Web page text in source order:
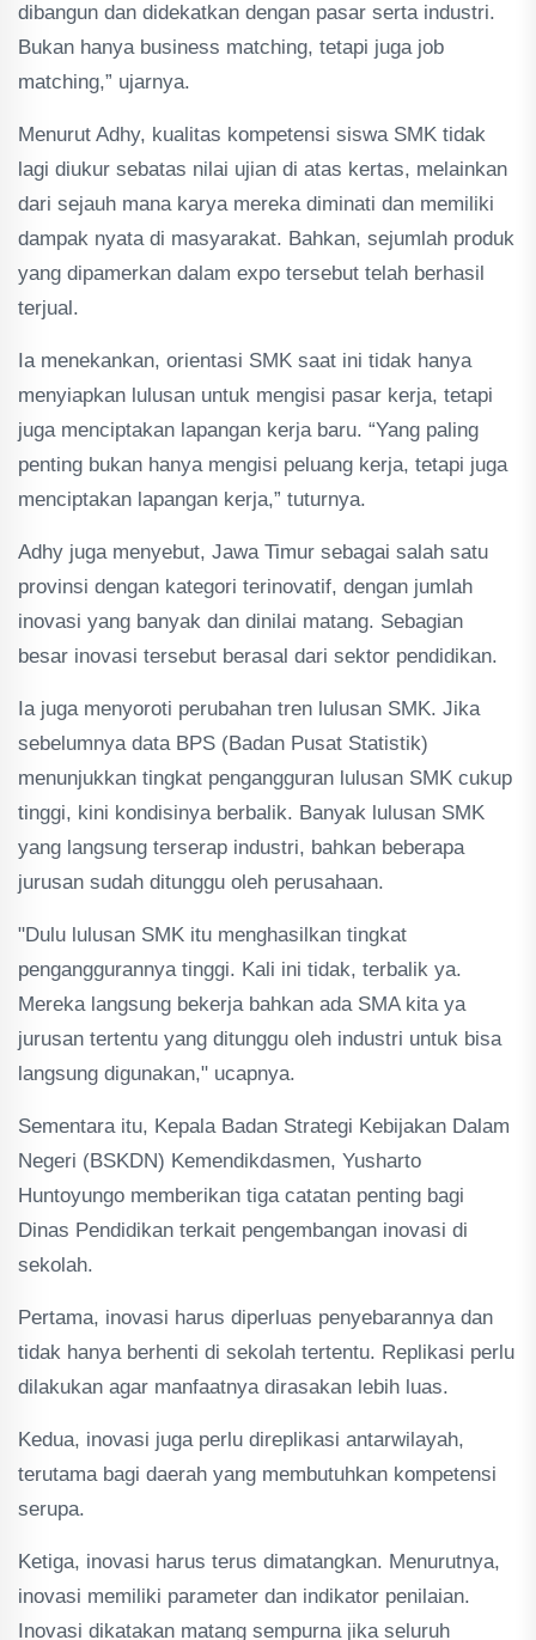
dibangun dan didekatkan dengan pasar serta industri.
Bukan hanya business matching, tetapi juga job
matching,” ujarnya.
Menurut Adhy, kualitas kompetensi siswa SMK tidak
lagi diukur sebatas nilai ujian di atas kertas, melainkan
dari sejauh mana karya mereka diminati dan memiliki
dampak nyata di masyarakat. Bahkan, sejumlah produk
yang dipamerkan dalam expo tersebut telah berhasil
terjual.
Ia menekankan, orientasi SMK saat ini tidak hanya
menyiapkan lulusan untuk mengisi pasar kerja, tetapi
juga menciptakan lapangan kerja baru. “Yang paling
penting bukan hanya mengisi peluang kerja, tetapi juga
menciptakan lapangan kerja,” tuturnya.
Adhy juga menyebut, Jawa Timur sebagai salah satu
provinsi dengan kategori terinovatif, dengan jumlah
inovasi yang banyak dan dinilai matang. Sebagian
besar inovasi tersebut berasal dari sektor pendidikan.
Ia juga menyoroti perubahan tren lulusan SMK. Jika
sebelumnya data BPS (Badan Pusat Statistik)
menunjukkan tingkat pengangguran lulusan SMK cukup
tinggi, kini kondisinya berbalik. Banyak lulusan SMK
yang langsung terserap industri, bahkan beberapa
jurusan sudah ditunggu oleh perusahaan.
"Dulu lulusan SMK itu menghasilkan tingkat
penganggurannya tinggi. Kali ini tidak, terbalik ya.
Mereka langsung bekerja bahkan ada SMA kita ya
jurusan tertentu yang ditunggu oleh industri untuk bisa
langsung digunakan," ucapnya.
Sementara itu, Kepala Badan Strategi Kebijakan Dalam
Negeri (BSKDN) Kemendikdasmen, Yusharto
Huntoyungo memberikan tiga catatan penting bagi
Dinas Pendidikan terkait pengembangan inovasi di
sekolah.
Pertama, inovasi harus diperluas penyebarannya dan
tidak hanya berhenti di sekolah tertentu. Replikasi perlu
dilakukan agar manfaatnya dirasakan lebih luas.
Kedua, inovasi juga perlu direplikasi antarwilayah,
terutama bagi daerah yang membutuhkan kompetensi
serupa.
Ketiga, inovasi harus terus dimatangkan. Menurutnya,
inovasi memiliki parameter dan indikator penilaian.
Inovasi dikatakan matang sempurna jika seluruh